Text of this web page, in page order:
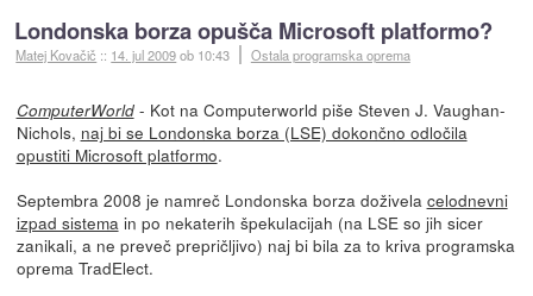
Londonska borza opušča Microsoft platformo?
Matej Kovačič :: 14. jul 2009ob 10:43 Ostala programska oprema
ComputerWorld- Kot na Computerworld piše Steven J. Vaughan-
Nichols, naj bi se Londonska borza (LSE) dokončno odločila
opustiti Microsoft platformo.
Septembra 2008 je namreč Londonska borza doživela celodnevni
izpad sistemain po nekaterih špekulacijah (na LSE so jih sicer
zanikali, a ne preveč prepričljivo) naj bi bila za to kriva programska
oprema TradElect.